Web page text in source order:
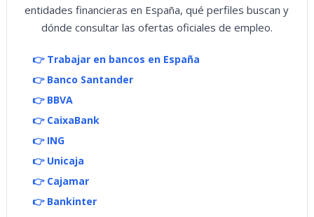
entidades financieras en España, qué perfiles buscan y
dónde consultar las ofertas oficiales de empleo.
👉 Trabajar en bancos en España
👉 Banco Santander
👉 BBVA
👉 CaixaBank
👉 ING
👉 Unicaja
👉 Cajamar
👉 Bankinter